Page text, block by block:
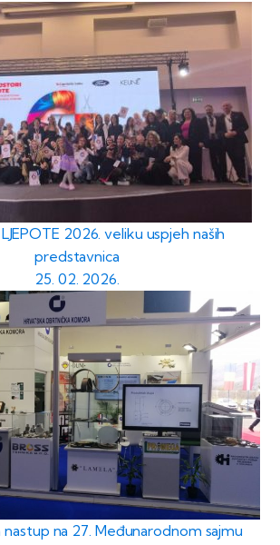
2026. veliku uspjeh naših
predstavnica
25. 02. 2026.
nastup na 27. Međunarodnom sajmu